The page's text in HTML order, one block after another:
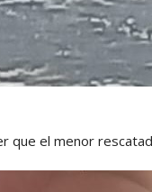
que el menor